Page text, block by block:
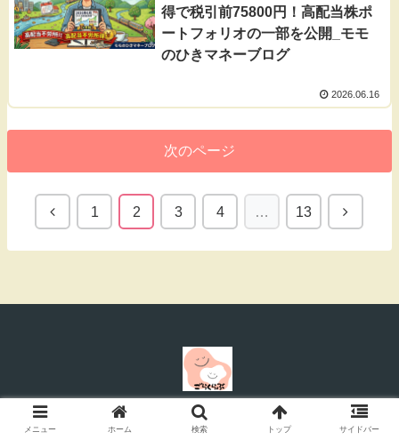
得で税引前75800円！高配当株ポ
ートフォリオの一部を公開_モモ
のひきマネーブログ
2026.06.16
次のページ
1 2 3 4 … 13
© 2025 ごらくらぶ.
メニュー ホーム 検索 トップ サイドバー